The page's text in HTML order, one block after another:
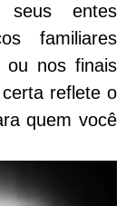
seus entes
familiares
ou nos finais
reflete o
quem você